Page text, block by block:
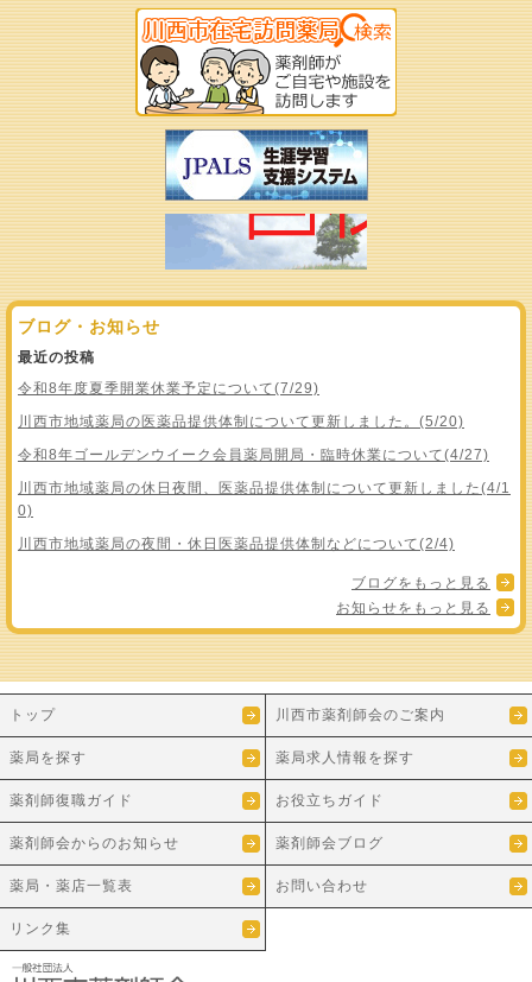
ブログ・お知らせ
最近の投稿
令和8年度夏季開業休業予定について(7/29)
川西市地域薬局の医薬品提供体制について更新しました。(5/20)
令和8年ゴールデンウイーク会員薬局開局・臨時休業について(4/27)
川西市地域薬局の休日夜間、医薬品提供体制について更新しました(4/1
0)
川西市地域薬局の夜間・休日医薬品提供体制などについて(2/4)
ブログをもっと見る
お知らせをもっと見る
トップ 川西市薬剤師会のご案内
薬局を探す 薬局求人情報を探す
薬剤師復職ガイド お役立ちガイド
薬剤師会からのお知らせ 薬剤師会ブログ
薬局・薬店一覧表 お問い合わせ
リンク集